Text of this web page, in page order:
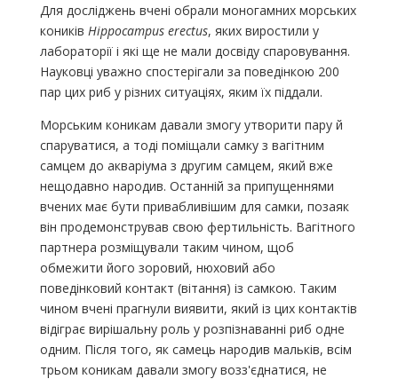
Для досліджень вчені обрали моногамних морських
коників Hippocampus erectus, яких виростили у
лабораторії і які ще не мали досвіду спаровування.
Науковці уважно спостерігали за поведінкою 200
пар цих риб у різних ситуаціях, яким їх піддали.
Морським коникам давали змогу утворити пару й
спаруватися, а тоді поміщали самку з вагітним
самцем до акваріума з другим самцем, який вже
нещодавно народив. Останній за припущеннями
вчених має бути привабливішим для самки, позаяк
він продемонстрував свою фертильність. Вагітного
партнера розміщували таким чином, щоб
обмежити його зоровий, нюховий або
поведінковий контакт (вітання) із самкою. Таким
чином вчені прагнули виявити, який із цих контактів
відіграє вирішальну роль у розпізнаванні риб одне
одним. Після того, як самець народив мальків, всім
трьом коникам давали змогу возз'єднатися, не